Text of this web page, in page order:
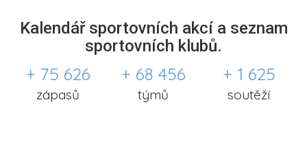
Kalendář sportovních akcí a seznam
sportovních klubů.
+ 75 626
zápasů
+ 68 456
týmů
+ 1 625
soutěží